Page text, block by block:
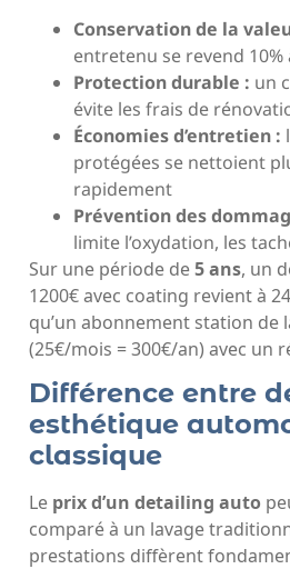
Conservation de la
entretenu se revend 10%
Protection durable : un
évite les frais de
Économies d’entretien :
protégées se nettoient
rapidement
Prévention des
limite l’oxydation, les
Sur une période de5 ans, un
1200€ avec coating revient à
qu’un abonnement station de
(25€/mois = 300€/an) avec un
Différence entre
esthétique
classique
Le prix d’un detailing auto
comparé à un lavage
prestations diffèrent